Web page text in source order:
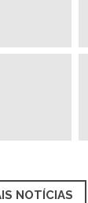
NOTÍCIAS